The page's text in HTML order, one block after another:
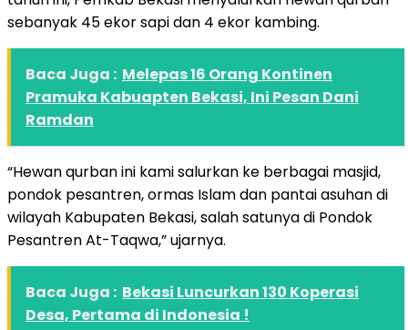
sebanyak 45 ekor sapi dan 4 ekor kambing.
Baca Juga : Melepas 16 Orang Kontinen
Pramuka Kabuapten Bekasi, Ini Pesan Dani
Ramdan
“Hewan qurban ini kami salurkan ke berbagai masjid,
pondok pesantren, ormas Islam dan pantai asuhan di
wilayah Kabupaten Bekasi, salah satunya di Pondok
Pesantren At-Taqwa,” ujarnya.
Baca Juga : Bekasi Luncurkan 130 Koperasi
Desa, Pertama di Indonesia !